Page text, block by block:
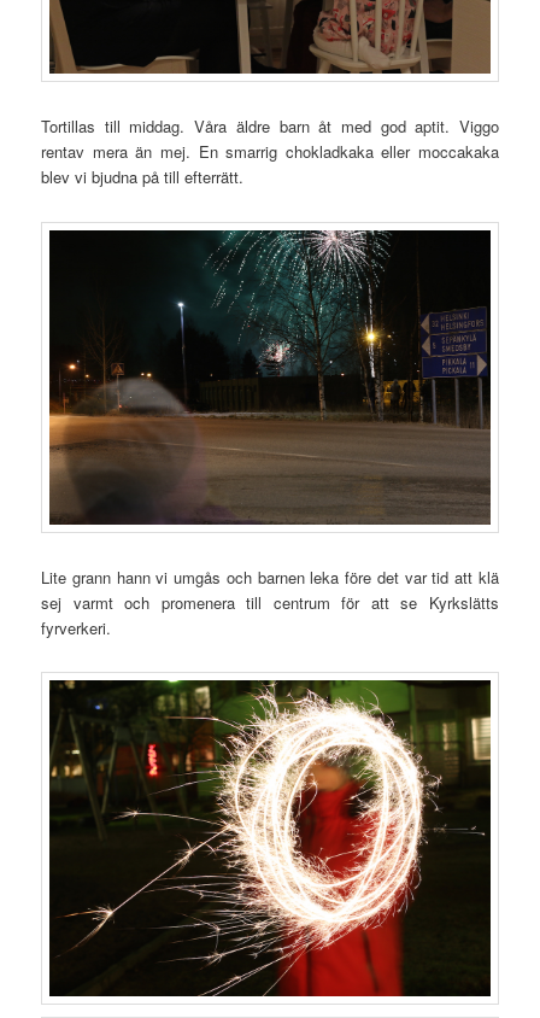
Tortillas till middag. Våra äldre barn åt med god aptit. Viggo
rentav mera än mej. En smarrig chokladkaka eller moccakaka
blev vi bjudna på till efterrätt.
Lite grann hann vi umgås och barnen leka före det var tid att klä
sej varmt och promenera till centrum för att se Kyrkslätts
fyrverkeri.